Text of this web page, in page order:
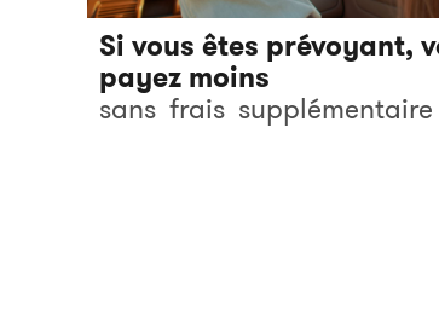
Si vous êtes prévoyant,
payez moins
sans frais supplémentaire